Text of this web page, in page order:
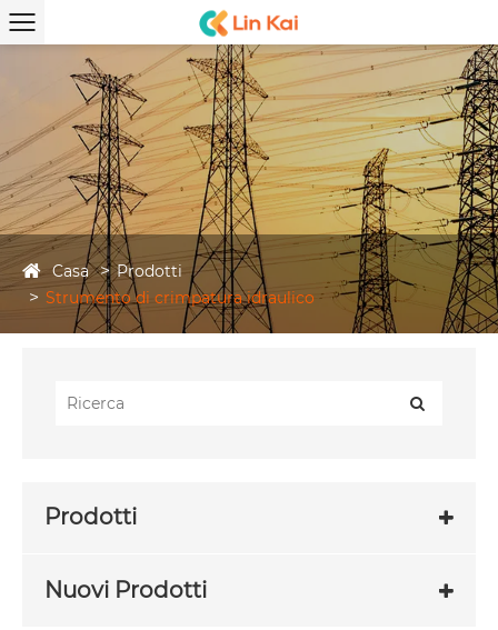
Casa
Prodotti
Strumento di crimpatura idraulico
Prodotti
Nuovi Prodotti